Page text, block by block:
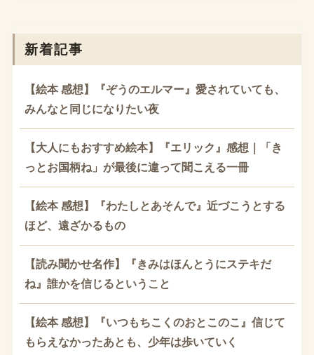
新着記事
【絵本 感想】『ぞうのエルマー』愛されていても、
みんなと同じになりたい夜
【大人にもおすすめ絵本】『エリック』感想｜「き
っとお国柄ね」が最後に違って聞こえる一冊
【絵本 感想】『わたしとあそんで』近づこうとする
ほど、遠ざかるもの
【読み聞かせ名作】『きみはほんとうにステキだ
ね』誰かを信じるということ
【絵本 感想】『いつもちこくのおとこのこ』信じて
もらえなかったあとも、少年は歩いていく